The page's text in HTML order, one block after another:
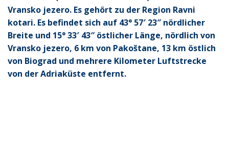
Vransko jezero. Es gehört zu der Region Ravni
kotari. Es befindet sich auf 43° 57′ 23″ nördlicher
Breite und 15° 33′ 43″ östlicher Länge, nördlich von
Vransko jezero, 6 km von Pakoštane, 13 km östlich
von Biograd und mehrere Kilometer Luftstrecke
von der Adriaküste entfernt.